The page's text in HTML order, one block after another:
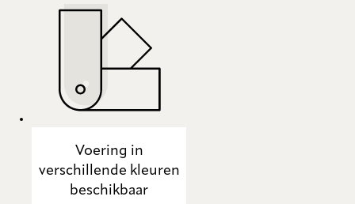
Voering in
verschillende kleuren
beschikbaar